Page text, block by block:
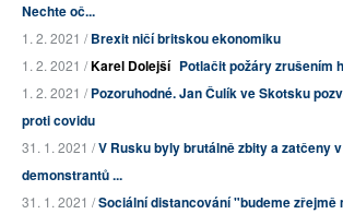
Nechte oč...
1. 2. 2021 /Brexit ničí britskou ekonomiku
1. 2. 2021 /Karel Dolejší Potlačit požáry zrušením
1. 2. 2021 /Pozoruhodné. Jan Čulík ve Skotsku
proti covidu
31. 1. 2021 /V Rusku byly brutálně zbity a zatčeny
demonstrantů ...
31. 1. 2021 /Sociální distancování "budeme zřejmě